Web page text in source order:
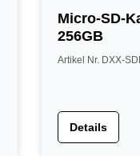
Micro-SD-
256GB
Artikel Nr. DXX-
Details